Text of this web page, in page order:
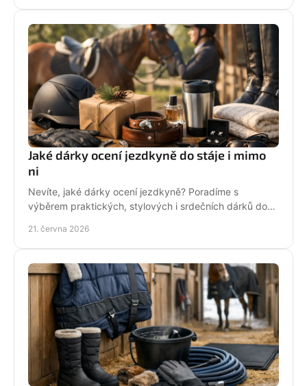
Jaké dárky ocení jezdkyně do stáje i mimo
ni
Nevíte, jaké dárky ocení jezdkyně? Poradíme s
výběrem praktických, stylových i srdečních dárků do
21. června 2026